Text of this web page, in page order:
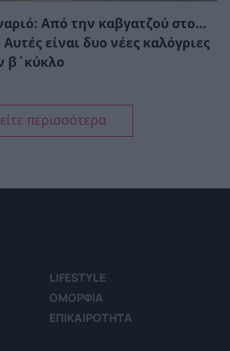
Από την καβγατζού στο…
είναι δυο νέες καλόγριες
β΄κύκλο
περισσότερα
LIFESTYLE
ΟΜΟΡΦΙΑ
ΕΠΙΚΑΙΡΟΤΗΤΑ